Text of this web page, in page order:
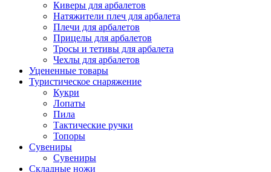
Киверы для арбалетов
Натяжители плеч для арбалета
Плечи для арбалетов
Прицелы для арбалетов
Тросы и тетивы для арбалета
Чехлы для арбалетов
Уцененные товары
Туристическое снаряжение
Кукри
Лопаты
Пила
Тактические ручки
Топоры
Сувениры
Сувениры
Складные ножи